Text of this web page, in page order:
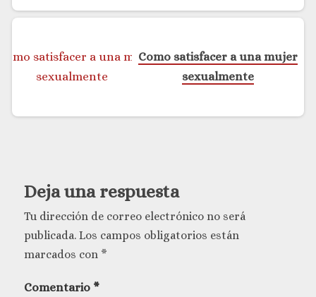
Como satisfacer a una mujer
sexualmente
Deja una respuesta
Tu dirección de correo electrónico no será
publicada. Los campos obligatorios están
marcados con *
Comentario *